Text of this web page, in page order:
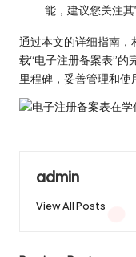
能，建议您关注
通过本文的详细指南
载“电子注册备案表”
里程碑，妥善管理和使
admin
View All Posts